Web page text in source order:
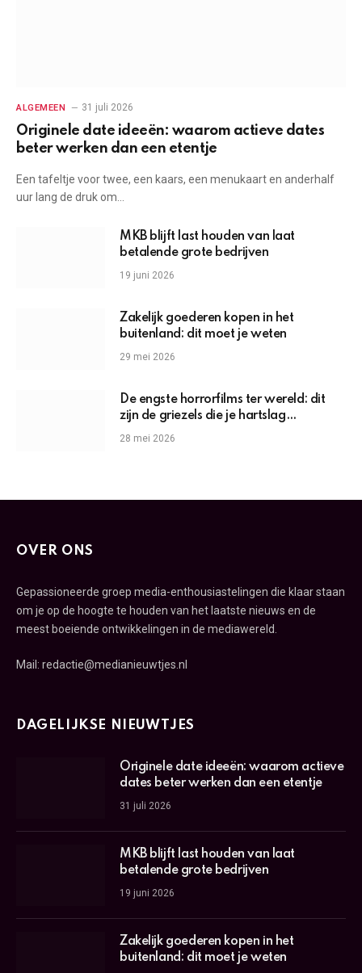
ALGEMEEN 31 juli 2026
Originele date ideeën: waarom actieve dates
beter werken dan een etentje
Een tafeltje voor twee, een kaars, een menukaart en anderhalf
uur lang de druk om…
MKB blijft last houden van laat
betalende grote bedrijven
19 juni 2026
Zakelijk goederen kopen in het
buitenland: dit moet je weten
29 mei 2026
De engste horrorfilms ter wereld: dit
zijn de griezels die je hartslag
omhoogjagen
28 mei 2026
OVER ONS
Gepassioneerde groep media-enthousiastelingen die klaar staan
om je op de hoogte te houden van het laatste nieuws en de
meest boeiende ontwikkelingen in de mediawereld.
Mail: redactie@medianieuwtjes.nl
DAGELIJKSE NIEUWTJES
Originele date ideeën: waarom actieve
dates beter werken dan een etentje
31 juli 2026
MKB blijft last houden van laat
betalende grote bedrijven
19 juni 2026
Zakelijk goederen kopen in het
buitenland: dit moet je weten